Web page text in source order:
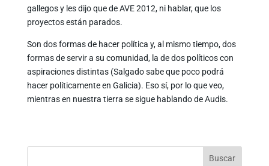
gallegos y les dijo que de AVE 2012, ni hablar, que los
proyectos están parados.
Son dos formas de hacer política y, al mismo tiempo, dos
formas de servir a su comunidad, la de dos políticos con
aspiraciones distintas (Salgado sabe que poco podrá
hacer políticamente en Galicia). Eso sí, por lo que veo,
mientras en nuestra tierra se sigue hablando de Audis.